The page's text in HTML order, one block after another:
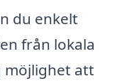
du enkelt
från lokala
möjlighet att